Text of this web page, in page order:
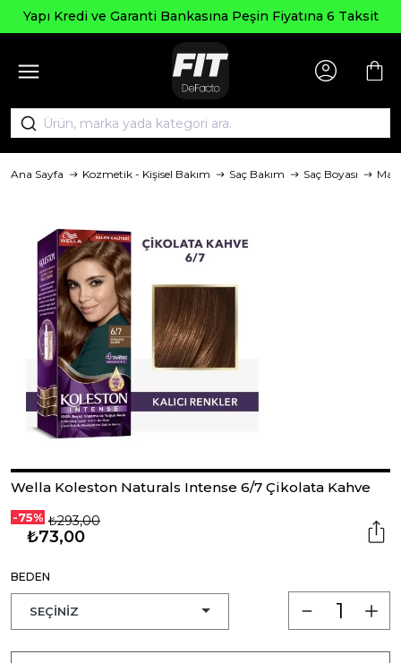
Yapı Kredi ve Garanti Bankasına Peşin Fiyatına 6 Taksit
Ana Sayfa Kozmetik - Kişisel Bakım Saç Bakım Saç Boyası
Wella Koleston Naturals Intense 6/7 Çikolata Kahve
-75% ₺293,00
₺73,00
BEDEN